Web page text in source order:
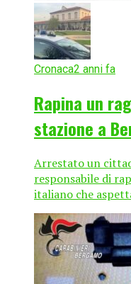
Cronaca2 anni fa
Rapina un
stazione a
Arrestato un
responsabile di
italiano che